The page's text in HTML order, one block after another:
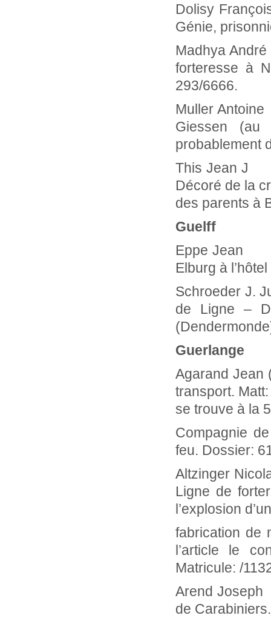
Dolisy
Génie,
Madhya
forteresse à
293/6666.
Muller
Giessen
probablement
This
Décoré de la
des parents à
Guelff
Eppe
Elburg à
Schroeder J.
de Ligne –
Guerlange
Agarand
transport.
se trouve à la
Compagnie
feu. Dossier:
Altzinger
Ligne de
l’explosion
fabrication de
l’article le
Matricule: /
Arend
de